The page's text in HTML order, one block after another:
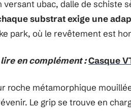
versant ubac, dalle de schiste
substrat exige une
park, où le revêtement est
en complément :Casque
roche métamorphique
Le grip se trouve en